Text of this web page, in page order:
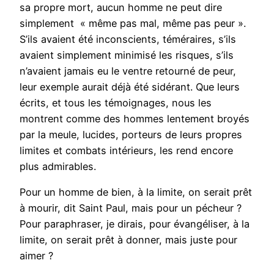
sa propre mort, aucun homme ne peut dire
simplement « même pas mal, même pas peur ».
S’ils avaient été inconscients, téméraires, s’ils
avaient simplement minimisé les risques, s’ils
n’avaient jamais eu le ventre retourné de peur,
leur exemple aurait déjà été sidérant. Que leurs
écrits, et tous les témoignages, nous les
montrent comme des hommes lentement broyés
par la meule, lucides, porteurs de leurs propres
limites et combats intérieurs, les rend encore
plus admirables.
Pour un homme de bien, à la limite, on serait prêt
à mourir, dit Saint Paul, mais pour un pécheur ?
Pour paraphraser, je dirais, pour évangéliser, à la
limite, on serait prêt à donner, mais juste pour
aimer ?